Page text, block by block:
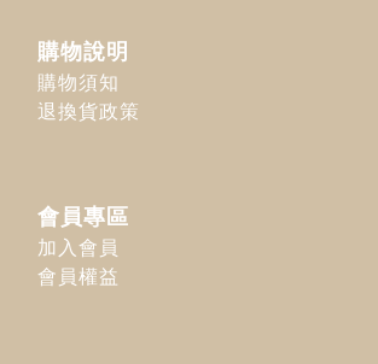
購物說明
購物須知
退換貨政策
會員專區
加入會員
會員權益